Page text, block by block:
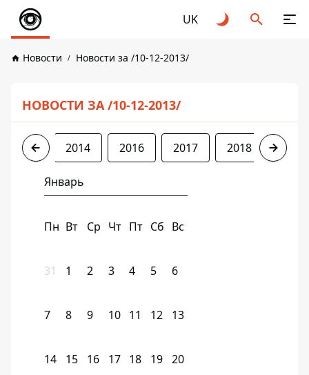
UK
Новости Новости за /10-12-2013/
НОВОСТИ ЗА /10-12-2013/
2013 2014 2016 2017 2018 2019
Январь
Пн Вт Ср Чт Пт Сб Вс
31 1 2 3 4 5 6
7 8 9 10 11 12 13
14 15 16 17 18 19 20